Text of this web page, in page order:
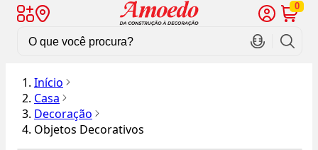
0
Início
Casa
Decoração
Objetos Decorativos